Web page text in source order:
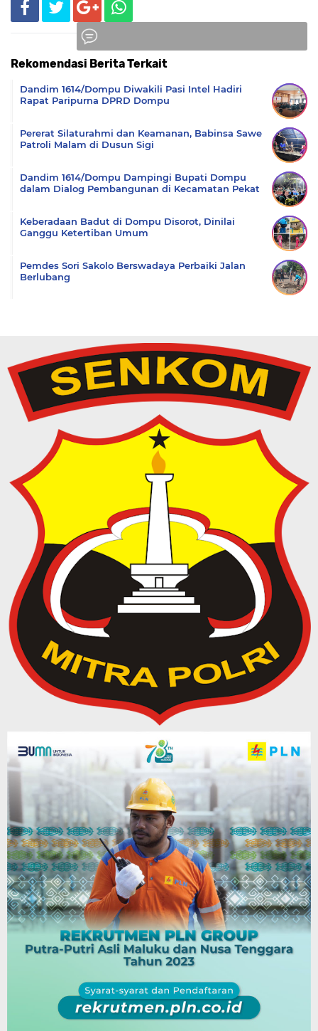
Rekomendasi Berita Terkait
Dandim 1614/Dompu Diwakili Pasi Intel Hadiri
Rapat Paripurna DPRD Dompu
Pererat Silaturahmi dan Keamanan, Babinsa Sawe
Patroli Malam di Dusun Sigi
Dandim 1614/Dompu Dampingi Bupati Dompu
dalam Dialog Pembangunan di Kecamatan Pekat
Keberadaan Badut di Dompu Disorot, Dinilai
Ganggu Ketertiban Umum
Pemdes Sori Sakolo Berswadaya Perbaiki Jalan
Berlubang